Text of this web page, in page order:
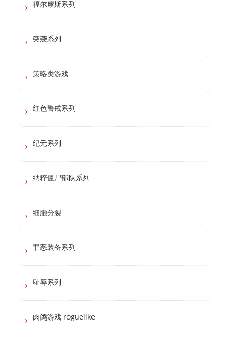
福尔摩斯系列
突袭系列
策略类游戏
红色警戒系列
纪元系列
纳粹僵尸部队系列
细胞分裂
罪恶装备系列
耻辱系列
肉鸽游戏 roguelike